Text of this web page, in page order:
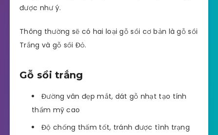
được như ý.
Thông thường sẽ có hai loại gỗ sồi cơ bản là gỗ sồi
Trắng và gỗ sồi Đỏ.
Gỗ sồi trắng
Đường vân đẹp mắt, dát gỗ nhạt tạo tính
thẩm mỹ cao
Độ chống thấm tốt, tránh được tình trạng